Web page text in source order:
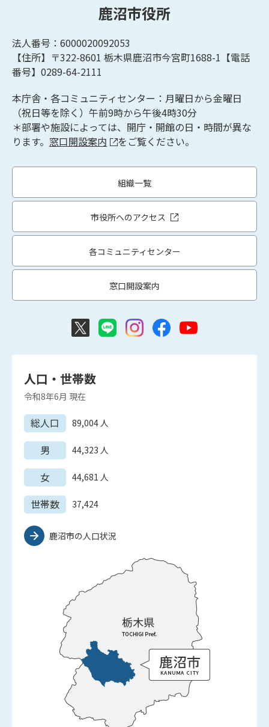
鹿沼市役所
法人番号：6000020092053
【住所】〒322-8601 栃木県鹿沼市今宮町1688-1【電話
番号】0289-64-2111
本庁舎・各コミュニティセンター：月曜日から金曜日
（祝日等を除く）午前9時から午後4時30分
＊部署や施設によっては、開庁・開館の日・時間が異な
ります。 窓口開設案内 をご覧ください。
組織一覧
市役所へのアクセス
各コミュニティセンター
窓口開設案内
人口・世帯数
令和8年6月 現在
総人口 89,004 人
男 44,323 人
女 44,681 人
世帯数 37,424
鹿沼市の人口状況